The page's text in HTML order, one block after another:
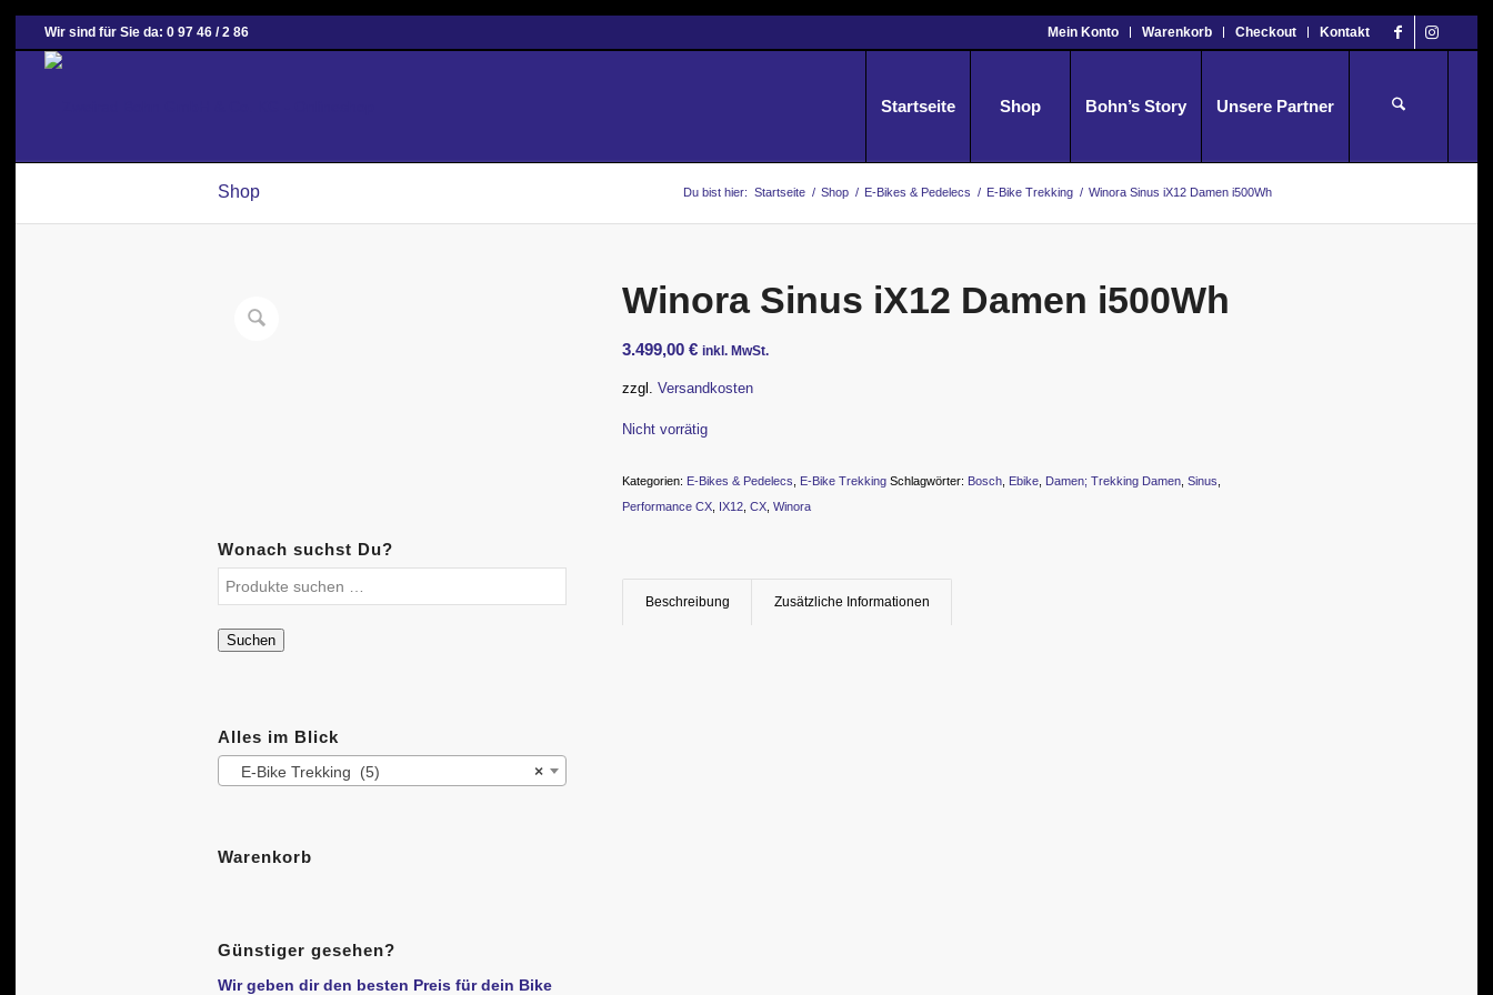
Mein Konto Warenkorb Checkout Kontakt
Wir sind für Sie da: 0 97 46 / 2 86
Startseite Shop Bohn’s Story Unsere Partner
Shop Du bist hier: Startseite / Shop / E-Bikes & Pedelecs / E-Bike Trekking / Winora Sinus iX12 Damen i500Wh
Wonach suchst Du?
Suchen
Alles im Blick
×
E-Bike Trekking (5)
Warenkorb
Günstiger gesehen?
Wir geben dir den besten Preis für dein Bike
Winora Sinus iX12 Damen i500Wh
3.499,00€ inkl. MwSt.
zzgl.Versandkosten
Nicht vorrätig
Kategorien: E-Bikes & Pedelecs E-Bike Trekking Schlagwörter: Bosch Ebike Damen; Trekking Damen ,Sinus
Performance CX IX12 ,CX ,Winora
Beschreibung Zusätzliche Informationen